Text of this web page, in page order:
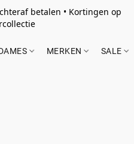
betalen • Kortingen op
MERKEN SALE